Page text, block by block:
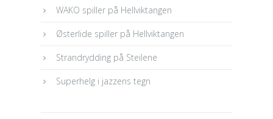
WAKO spiller på Hellviktangen
Østerlide spiller på Hellviktangen
Strandrydding på Steilene
Superhelg i jazzens tegn